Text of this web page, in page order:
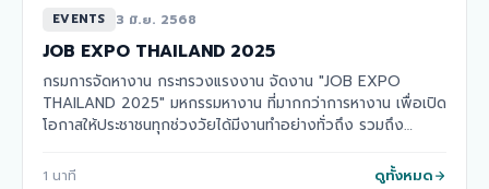
EVENTS 3 มิ.ย. 2568
JOB EXPO THAILAND 2025
กรมการจัดหางาน กระทรวงแรงงาน จัดงาน "JOB EXPO
THAILAND 2025" มหกรรมหางาน ที่มากกว่าการหางาน เพื่อเปิด
โอกาสให้ประชาชนทุกช่วงวัยได้มีงานทำอย่างทั่วถึง รวมถึง
1 นาที ดูทั้งหมด